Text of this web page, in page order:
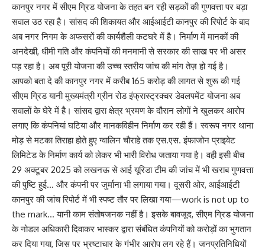
कानपुर नगर में सीएम ग्रिड योजना के तहत बन रही सड़कों की गुणवत्ता पर बड़ा
सवाल उठ रहा है। सांसद की शिकायत और आईआईटी कानपुर की रिपोर्ट के बाद
अब नगर निगम के अफसरों की कार्यशैली कटघरे में है। निर्माण में मानकों की
अनदेखी, धीमी गति और कंपनियों की मनमानी से सरकार की साख पर भी असर
पड़ रहा है। अब पूरी योजना की उच्च स्तरीय जांच की मांग तेज़ हो गई है।
आपको बता दे की कानपुर नगर में करीब 165 करोड़ की लागत से शुरू की गई
सीएम ग्रिड यानी मुख्यमंत्री ग्रीन रोड इंफ्रास्ट्रक्चर डेवलपमेंट योजना अब
सवालों के घेरे में है। सांसद द्वारा क्षेत्र भ्रमण के दौरान लोगों ने खुलकर आरोप
लगाए कि कंपनियां घटिया और मानकविहीन निर्माण कर रही हैं। स्वरूप नगर थाना
मोड़ से मटका तिराहा होते हुए ग्वालिन चौराहे तक एस.एस. इंफाजोन प्राइवेट
लिमिटेड के निर्माण कार्य को लेकर भी भारी विरोध जताया गया है। वही इसी बीच
29 अक्टूबर 2025 को लखनऊ से आई यूरिडा टीम की जांच में भी खराब गुणवत्ता
की पुष्टि हुई… और कंपनी पर जुर्माना भी लगाया गया। दूसरी ओर, आईआईटी
कानपुर की जांच रिपोर्ट में भी स्पष्ट तौर पर लिखा गया—work is not up to
the mark… यानी काम संतोषजनक नहीं है। इसके बावजूद, सीएम ग्रिड योजना
के नोडल अधिकारी दिवाकर भास्कर द्वारा संबंधित कंपनियों को करोड़ों का भुगतान
कर दिया गया, जिस पर भ्रष्टाचार के गंभीर आरोप लग रहे हैं। जनप्रतिनिधियों